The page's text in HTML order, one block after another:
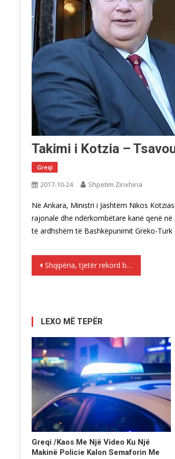
Takimi i Kotzia –
Greqi
2017-10-24 Shpetim Zinxhiria
Në Ankara, Ministri i Jashtëm Nikos
rajonale dhe ndërkombëtare kanë qenë
të ardhshëm të Bashkëpunimit Greko-
Lëvizje
Shqipëria, tjetër rekord botëror; Në 2015-n konsumi i kokainës arriti në 3.7% të popullsisë, në një vit numri i përdoruesve u rrit me 48%
LEXO MË TEPËR
Greqi /Kaos Me Një Video Ku Një
Makinë Policie Kalon Semaforin Me